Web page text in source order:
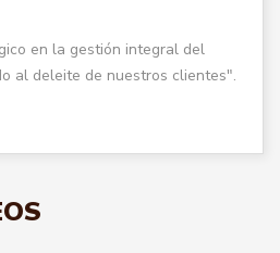
en la gestión integral del
al deleite de nuestros clientes".